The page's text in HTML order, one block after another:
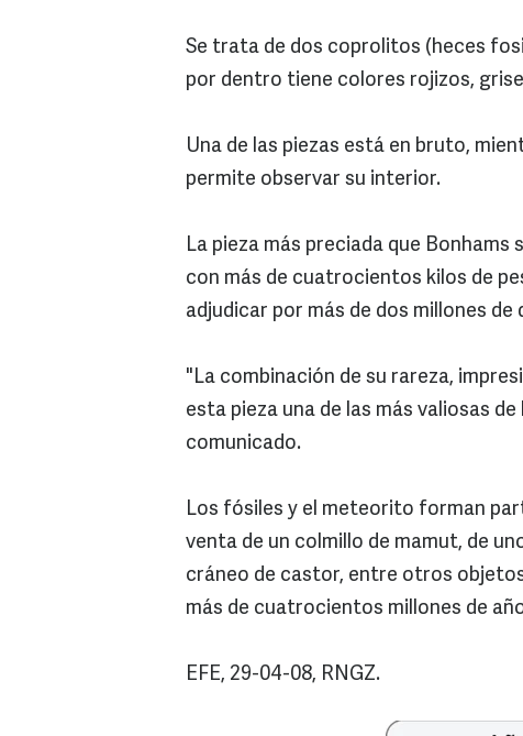
Se trata de dos coprolitos (heces
por dentro tiene colores rojizos,
Una de las piezas está en bruto,
permite observar su interior.
La pieza más preciada que
con más de cuatrocientos kilos de
adjudicar por más de dos millones de
"La combinación de su rareza,
esta pieza una de las más valiosas
comunicado.
Los fósiles y el meteorito forman
venta de un colmillo de mamut, de
cráneo de castor, entre otros
más de cuatrocientos millones de
EFE, 29-04-08, RNGZ.